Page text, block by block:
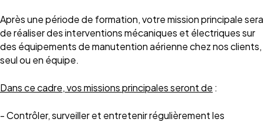
Après une période de formation, votre mission principale sera
de réaliser des interventions mécaniques et électriques sur
des équipements de manutention aérienne chez nos clients,
seul ou en équipe.
Dans ce cadre, vos missions principales seront de :
- Contrôler, surveiller et entretenir régulièrement les